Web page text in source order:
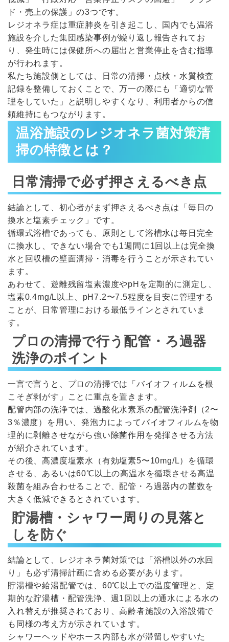
ド・売上の保護」の3つです。
レジオネラ症は重症肺炎を引き起こし、国内でも温浴
施設を介した集団感染事例が繰り返し報告されてお
り、発生時には保健所への届出と営業停止を含む指導
が行われます。
私たち施設側としては、日常の清掃・点検・水質検査
記録を整備しておくことで、万一の際にも「適切な管
理をしていた」と説明しやすくなり、利用者からの信
頼維持にもつながります。
温浴施設のレジオネラ菌対策清
掃の特徴とは？
日常清掃で必ず押さえるべき点
結論として、初心者がまず押さえるべき点は「毎日の
換水と塩素チェック」です。
循環式浴槽であっても、原則として浴槽水は毎日完全
に換水し、できない場合でも1週間に1回以上は完全換
水と回収槽の壁面清掃・消毒を行うことが示されてい
ます。
あわせて、遊離残留塩素濃度やpHを定期的に測定し、
塩素0.4mg/L以上、pH7.2〜7.5程度を目安に管理する
ことが、日常管理における最低ラインとされていま
す。
プロの清掃で行う配管・ろ過器
洗浄のポイント
一言で言うと、プロの清掃では「バイオフィルムを根
こそぎ剥がす」ことに重点を置きます。
配管内部の洗浄では、過酸化水素系の配管洗浄剤（2〜
3％濃度）を用い、発泡力によってバイオフィルムを物
理的に剥離させながら強い除菌作用を発揮させる方法
が紹介されています。
その後、高濃度塩素水（有効塩素5〜10mg/L）を循環
させる、あるいは60℃以上の高温水を循環させる高温
殺菌を組み合わせることで、配管・ろ過器内の菌数を
大きく低減できるとされています。
貯湯槽・シャワー周りの見落と
しを防ぐ
結論として、レジオネラ菌対策では「浴槽以外の水回
り」も必ず清掃計画に含める必要があります。
貯湯槽や給湯配管では、60℃以上での温度管理と、定
期的な貯湯槽・配管洗浄、週1回以上の通水による水の
入れ替えが推奨されており、高齢者施設の入浴設備で
も同様の考え方が示されています。
シャワーヘッドやホース内部も水が滞留しやすいた